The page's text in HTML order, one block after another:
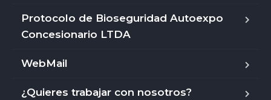
Protocolo de Bioseguridad Autoexpo
Concesionario LTDA
WebMail
¿Quieres trabajar con nosotros?